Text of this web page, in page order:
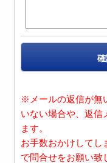
※メールの返信が無
いない場合や、返信
ます。
お手数おかけしてし
で問合せをお願い致